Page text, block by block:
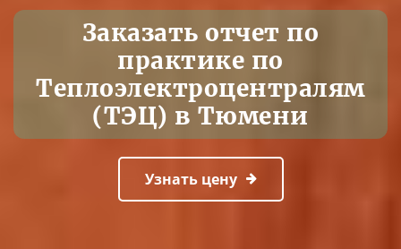
Заказать отчет по
практике по
Теплоэлектроцентралям
(ТЭЦ) в Тюмени
Узнать цену